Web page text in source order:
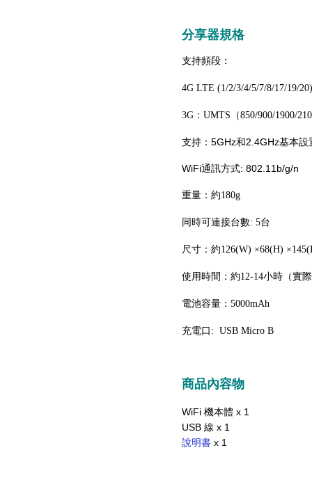
分享器規格
支持頻段：
4G LTE (1/2/3/4/5/7/8/17/19/20)
3G：UMTS（850/900/1900/
支持：5GHz和2.4GHz基本設
WiFi通訊方式: 802.11b/g/n
重量：約180g
同時可連接台數: 5台
尺寸：約126(W) ×68(H)
使用時間：約12-14小時（實
電池容量：5000mAh
充電口: USB Micro B
商品內容物
WiFi 機本體 x 1
USB 線 x 1
說明書 x 1